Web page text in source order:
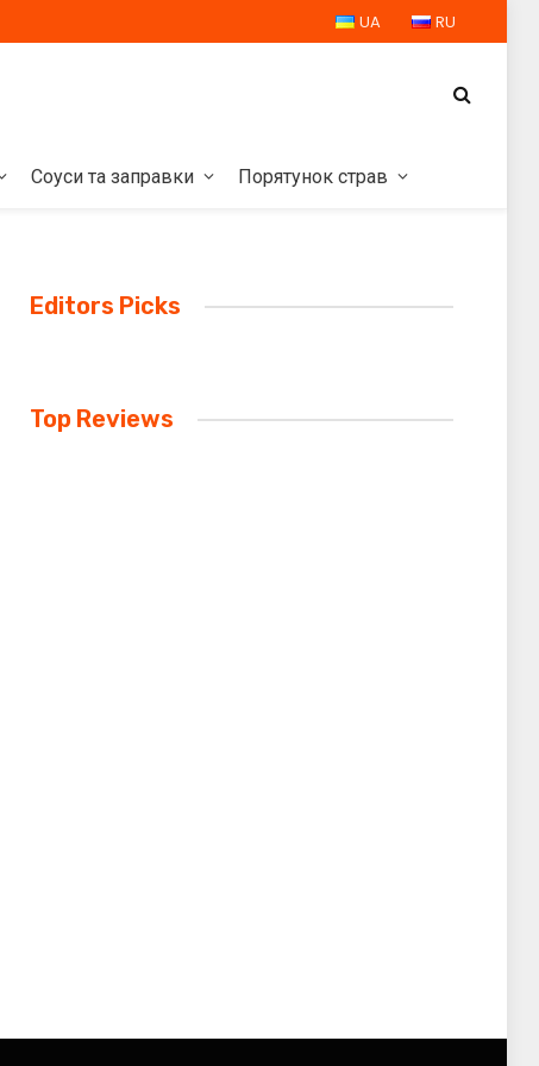
UA RU
Соуси та заправки Порятунок страв
Editors Picks
Top Reviews